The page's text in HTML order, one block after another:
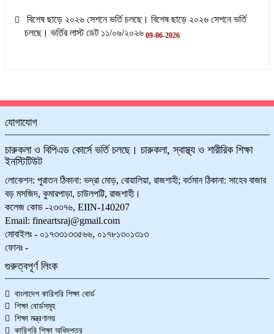
বিশেষ ছাড়ে ২০২৬ সেশনে ভর্তি চলছে। বিশেষ ছাড়ে ২০২৬ সেশনে ভর্তি
চলছে। ভর্তির লাস্ট ডেট ১১/০৬/২০২৬ 09-06-2026
যোগাযোগ
চারুকলা ও বিপিএড কোর্সে ভর্তি চলছে। চারুকলা, স্বাস্থ্য ও শারীরিক শিক্ষা
ইনস্টিটিউট
লোকেশন: পুরাতন ঠিকানা: ভদ্রা মোড়, বোয়ালিয়া, রাজশাহী; বর্তমান ঠিকানা: সাহেব বাজার
বড় মসজিদ, কুমারপাড়া, চাউলপট্টি, রাজশাহী।
কলেজ কোড -২৩৩৭৬, EIIN-140207
Email: fineartsraj@gmail.com
মোবাইলঃ - ০১৭৩৩১৩৩৫৬৬, ০১৭৮১৩০১৩১৩
ফোনঃ -
গুরুত্বপূর্ণ লিংক
বাংলাদেশ কারিগরি শিক্ষা বোর্ড
শিক্ষা বোর্ডসমূহ
শিক্ষা মন্ত্রণালয়
কারিগরি শিক্ষা অধিদপ্তর